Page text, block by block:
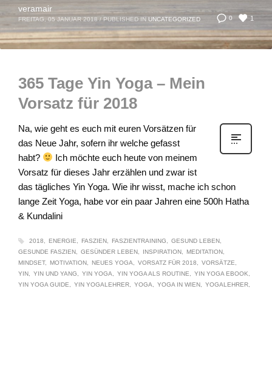
0 1
veramair
FREITAG, 05 JANUAR 2018 / PUBLISHED IN UNCATEGORIZED
365 Tage Yin Yoga – Mein
Vorsatz für 2018
Na, wie geht es euch mit euren Vorsätzen für
das Neue Jahr, sofern ihr welche gefasst
habt?
Ich möchte euch heute von meinem
Vorsatz für dieses Jahr erzählen und zwar ist
das tägliches Yin Yoga. Wie ihr wisst, mache ich schon
lange Zeit Yoga, habe vor ein paar Jahren eine 500h Hatha
& Kundalini
2018 ENERGIE FASZIEN FASZIENTRAINING
GESUND LEBEN
GESUNDE FASZIEN
GESÜNDER LEBEN INSPIRATION
MEDITATION
MINDSET
MOTIVATION NEUES YOGA VORSATZ FÜR 2018
VORSÄTZE
YIN
YIN UND YANG YIN YOGA YIN YOGA ALS ROUTINE
YIN YOGA EBOOK
YIN YOGA GUIDE
YIN YOGALEHRER YOGA YOGA IN WIEN YOGALEHRER